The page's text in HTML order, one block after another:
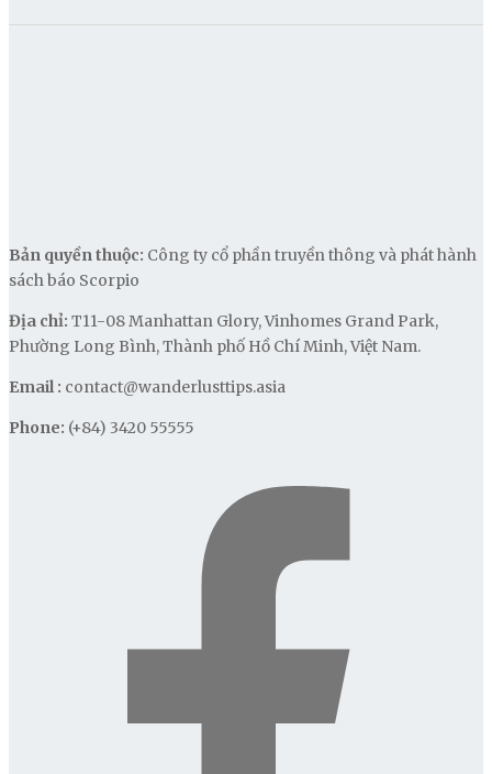
Bản quyền thuộc: Công ty cổ phần truyền thông và phát hành
sách báo Scorpio
Địa chỉ: T11-08 Manhattan Glory, Vinhomes Grand Park,
Phường Long Bình, Thành phố Hồ Chí Minh, Việt Nam.
Email : contact@wanderlusttips.asia
Phone: (+84) 3420 55555